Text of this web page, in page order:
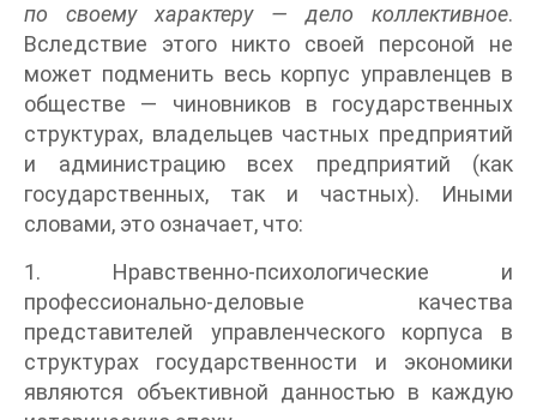
по своему характеру — дело коллективное.
Вследствие этого никто своей персоной не
может подменить весь корпус управленцев в
обществе — чиновников в государственных
структурах, владельцев частных предприятий
и администрацию всех предприятий (как
государственных, так и частных). Иными
словами, это означает, что:
1. Нравственно-психологические и
профессионально-деловые качества
представителей управленческого корпуса в
структурах государственности и экономики
являются объективной данностью в каждую